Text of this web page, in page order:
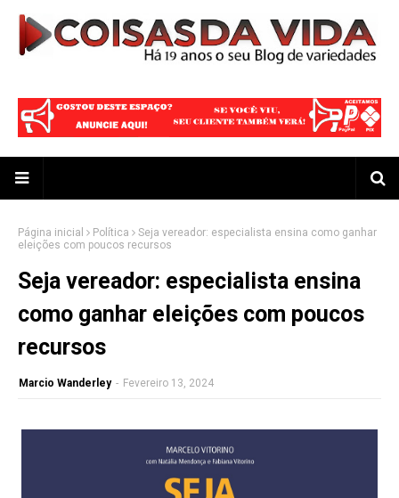
Página inicial Política
Seja vereador: especialista ensina como ganhar
eleições com poucos recursos
Seja vereador: especialista ensina
como ganhar eleições com poucos
recursos
Marcio Wanderley - Fevereiro 13, 2024